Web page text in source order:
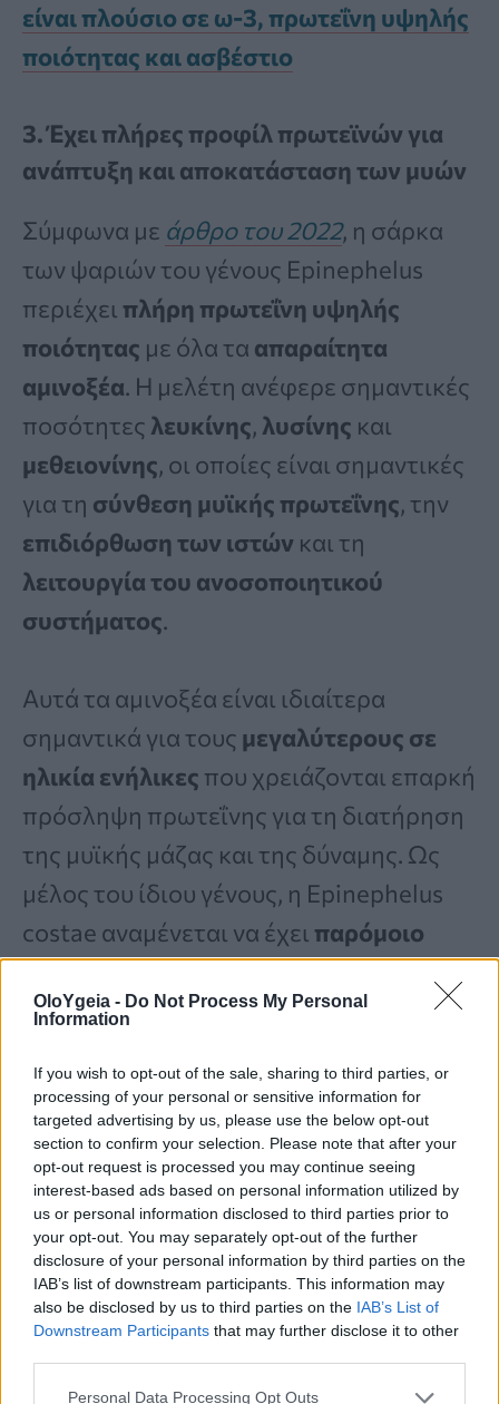
OloYgeia - Do Not Process My Personal
Information
If you wish to opt-out of the sale, sharing to third parties, or
processing of your personal or sensitive information for
targeted advertising by us, please use the below opt-out
section to confirm your selection. Please note that after your
opt-out request is processed you may continue seeing
interest-based ads based on personal information utilized by
us or personal information disclosed to third parties prior to
your opt-out. You may separately opt-out of the further
disclosure of your personal information by third parties on the
IAB’s list of downstream participants. This information may
also be disclosed by us to third parties on the IAB’s List of
Downstream Participants that may further disclose it to other
Personal Data Processing Opt Outs
είναι πλούσιο σε ω-3, πρωτεΐνη υψηλής
ποιότητας και ασβέστιο
3. Έχει πλήρες προφίλ πρωτεϊνών για
ανάπτυξη και αποκατάσταση των μυών
Σύμφωνα με άρθρο του 2022, η σάρκα
των ψαριών του γένους Epinephelus
περιέχει πλήρη πρωτεΐνη υψηλής
ποιότητας με όλα τα απαραίτητα
αμινοξέα. Η μελέτη ανέφερε σημαντικές
ποσότητες λευκίνης, λυσίνης και
μεθειονίνης, οι οποίες είναι σημαντικές
για τη σύνθεση μυϊκής πρωτεΐνης, την
επιδιόρθωση των ιστών και τη
λειτουργία του ανοσοποιητικού
συστήματος.
Αυτά τα αμινοξέα είναι ιδιαίτερα
σημαντικά για τους μεγαλύτερους σε
ηλικία ενήλικες που χρειάζονται επαρκή
πρόσληψη πρωτεΐνης για τη διατήρηση
της μυϊκής μάζας και της δύναμης. Ως
μέλος του ίδιου γένους, η Epinephelus
costae αναμένεται να έχει παρόμοιο
ενισχύουν την καρδιά και τον εγκέφαλο
Σύμφωνα με το ίδιοάρθρο του 2022,
περιέχει διατροφικά σημαντικές
ποσότητες πολυακόρεστων λιπαρών
οξέων, συμπεριλαμβανομένων των
ωμέγα-3 λιπαρών οξέωνEPA και DHA.